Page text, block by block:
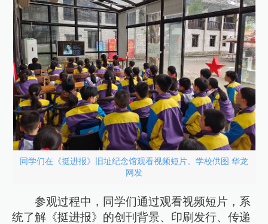
同学们在《挺进报》旧址纪念馆观看视频短片。学校供图 华龙
网发
参观过程中，同学们通过观看视频短片，系
统了解《挺进报》的创刊背景、印刷发行、传递